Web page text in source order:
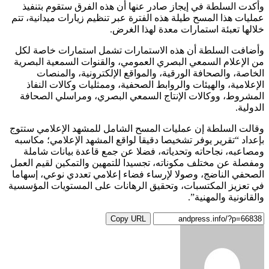
وأكدت السلطة في إيجاز صادر عنها أن هذه الفرق ستقوم بتنفيذ
عمليات هذا المسح طيلة هذه الفترة عبر تنظيم زيارات ميدانية، تتم
خلالها تعبئة استمارات معدة لهذا الغرض.
وأضافت السلطة أن هذه الاستمارات تشمل استمارات خاصة لكل
من الإعلام السمعي البصري العمومي، والقنوات السمعية البصرية
الخاصة، والصحافة الورقية، والمواقع الإلكترونية، والمنصات
الإعلامية، والهيئات والروابط الصحفية، وممثليات وكالات النفاذ
المشروط، ووكالات الإنتاج السمعي البصري، ومراسلي الصحافة
الدولية.
وقالت السلطة إن عمليات المسح الشامل للمشهد الإعلامي ستتوج
بإعداد “تقرير يوفر تشخيصا دقيقا لواقع المشهد الإعلامي؛ مكاسبه
ومصاعبه، نجاحاته وتحدياته، فضلا عن جمع قاعدة بيانات شاملة
ومفصلة عن مختلف مكوناته، تجسيدا للتمهين والتمكين لقيم العمل
الصحفي الناضج، وصولا لإرساء فضاء إعلامي تعددي نوعي، إسهاما
في تعزيز المكتسبات، وتحقيق الرهانات على المستويات المؤسسية
والقانونية والمهنية”.
Copy URL